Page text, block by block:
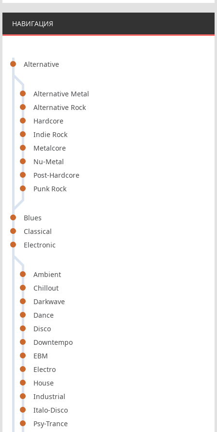
НАВИГАЦИЯ
Alternative
Alternative Metal
Alternative Rock
Hardcore
Indie Rock
Metalcore
Nu-Metal
Post-Hardcore
Punk Rock
Blues
Classical
Electronic
Ambient
Chillout
Darkwave
Dance
Disco
Downtempo
EBM
Electro
House
Industrial
Italo-Disco
Psy-Trance